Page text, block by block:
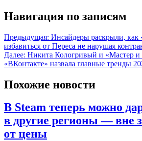
Навигация по записям
Предыдущая: Инсайдеры раскрыли, как
избавиться от Переса не нарушая
Далее: Никита Кологривый и «Мастер
«ВКонтакте» назвала главные тренды
Похожие новости
В Steam теперь можно
в другие регионы — вне
от цены